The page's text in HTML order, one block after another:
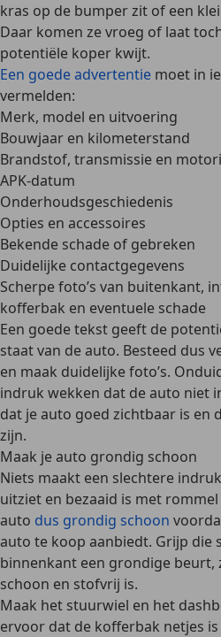
kras op de bumper zit of een
Daar komen ze vroeg of laat
potentiële koper kwijt.
Een goede advertentie moet in
vermelden:
Merk, model en uitvoering
Bouwjaar en kilometerstand
Brandstof, transmissie en
APK-datum
Onderhoudsgeschiedenis
Opties en accessoires
Bekende schade of gebreken
Duidelijke contactgegevens
Scherpe foto’s van buitenkant,
kofferbak en eventuele schade
Een goede tekst geeft de
staat van de auto. Besteed dus
en maak duidelijke foto’s.
indruk wekken dat de auto niet
dat je auto goed zichtbaar is en
zijn.
Maak je auto grondig schoon
Niets maakt een slechtere
uitziet en bezaaid is met
auto dus grondig schoon
auto te koop aanbiedt. Grijp die
binnenkant een grondige beurt,
schoon en stofvrij is.
Maak het stuurwiel en het
ervoor dat de kofferbak netjes